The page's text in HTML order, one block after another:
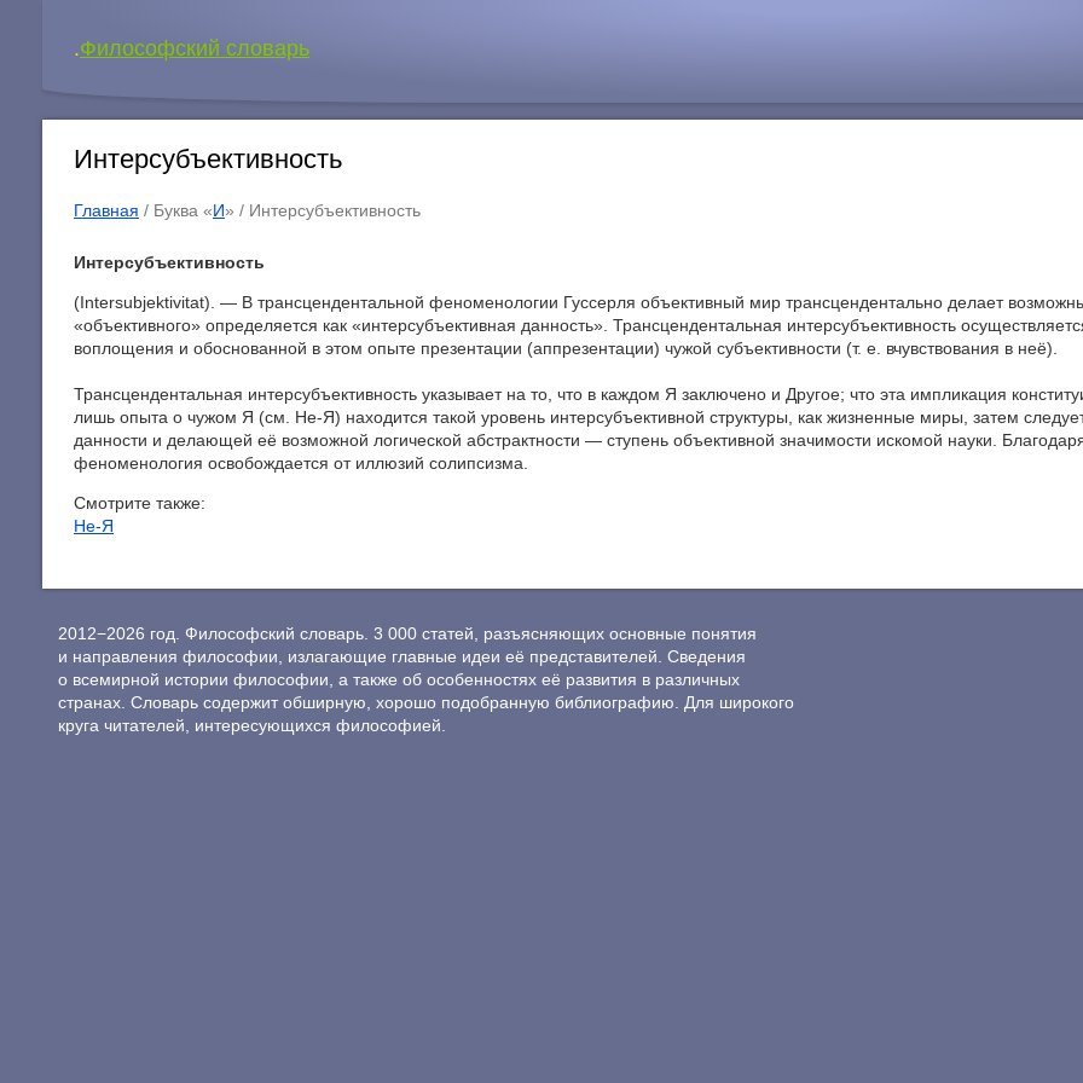
.Философский словарь
Интерсубъективность
Главная / Буква «И» / Интерсубъективность
Интерсубъективность
(Intersubjektivitat). — В трансцендентальной феноменологии Гуссерля объективный мир трансцендентально делает
«объективного» определяется как «интерсубъективная данность». Трансцендентальная интерсубъективность
воплощения и обоснованной в этом опыте презентации (аппрезентации) чужой субъективности (т. е. вчувствования в неё).
Трансцендентальная интерсубъективность указывает на то, что в каждом Я заключено и Другое; что эта импликация
лишь опыта о чужом Я (см. He-Я) находится такой уровень интерсубъективной структуры, как жизненные миры, затем
данности и делающей её возможной логической абстрактности — ступень объективной значимости искомой науки.
феноменология освобождается от иллюзий солипсизма.
Смотрите также:
He-Я
2012−2026 год. Философский словарь. 3 000 статей, разъясняющих основные понятия
и направления философии, излагающие главные идеи её представителей. Сведения
о всемирной истории философии, а также об особенностях её развития в различных
странах. Словарь содержит обширную, хорошо подобранную библиографию. Для широкого
круга читателей, интересующихся философией.